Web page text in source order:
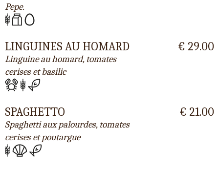
Pepe.
LINGUINES AU HOMARD
Linguine au homard, tomates
cerises et basilic
€ 29.00
SPAGHETTO
Spaghetti aux palourdes, tomates
cerises et poutargue
€ 21.00